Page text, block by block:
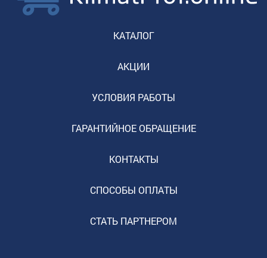
КАТАЛОГ
АКЦИИ
УСЛОВИЯ РАБОТЫ
ГАРАНТИЙНОЕ ОБРАЩЕНИЕ
КОНТАКТЫ
СПОСОБЫ ОПЛАТЫ
СТАТЬ ПАРТНЕРОМ